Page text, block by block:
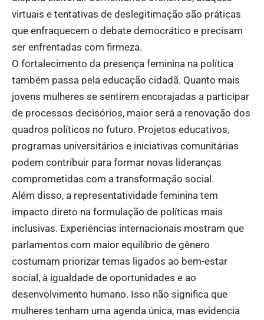
virtuais e tentativas de deslegitimação são práticas
que enfraquecem o debate democrático e precisam
ser enfrentadas com firmeza.
O fortalecimento da presença feminina na política
também passa pela educação cidadã. Quanto mais
jovens mulheres se sentirem encorajadas a participar
de processos decisórios, maior será a renovação dos
quadros políticos no futuro. Projetos educativos,
programas universitários e iniciativas comunitárias
podem contribuir para formar novas lideranças
comprometidas com a transformação social.
Além disso, a representatividade feminina tem
impacto direto na formulação de políticas mais
inclusivas. Experiências internacionais mostram que
parlamentos com maior equilíbrio de gênero
costumam priorizar temas ligados ao bem-estar
social, à igualdade de oportunidades e ao
desenvolvimento humano. Isso não significa que
mulheres tenham uma agenda única, mas evidencia